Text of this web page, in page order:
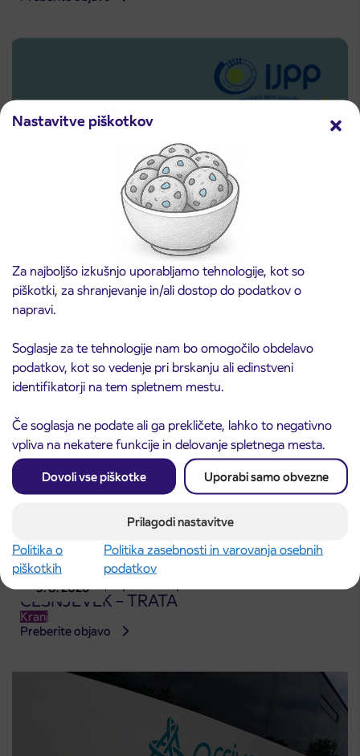
Nastavitve piškotkov
Za najboljšo izkušnjo uporabljamo tehnologije, kot so
piškotki, za shranjevanje in/ali dostop do podatkov o
napravi.
Soglasje za te tehnologije nam bo omogočilo obdelavo
podatkov, kot so vedenje pri brskanju ali edinstveni
identifikatorji na tem spletnem mestu.
Če soglasja ne podate ali ga prekličete, lahko to negativno
vpliva na nekatere funkcije in delovanje spletnega mesta.
Dovoli vse piškotke Uporabi samo obvezne
Prilagodi nastavitve
Politika o
piškotkih
Politika zasebnosti in varovanja osebnih
podatkov
3. 8. 2026
Predprodaja dijaških subvencioniranih IJPP
vozovnic za šolsko leto 2026/2027 se začne
21. avgusta
3. 8. 2026
ČEŠNJEVEK – TRATA
Kranj
Preberite objavo